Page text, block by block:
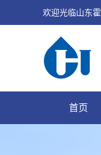
欢迎光临山东
首页